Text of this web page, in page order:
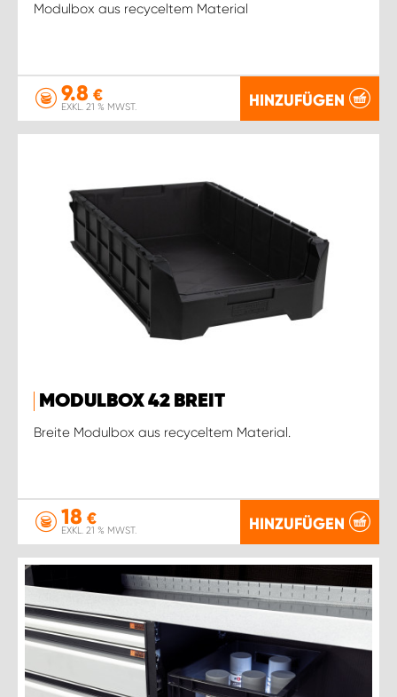
Modulbox aus recyceltem Material
9.8 €
EXKL. 21 % MWST. HINZUFÜGEN
MODULBOX 42 BREIT
Breite Modulbox aus recyceltem Material.
18 €
EXKL. 21 % MWST. HINZUFÜGEN